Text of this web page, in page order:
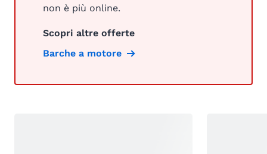
non è più online.
Scopri altre offerte
Barche a motore